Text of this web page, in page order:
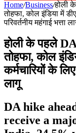
Home/Business/होली
तोहफा, कोल इंडिया में
परिवर्तनीय महंगाई भत्ता
होली के पहले DA
तोहफा, कोल
कर्मचारियों के
लागू
DA hike
receive a